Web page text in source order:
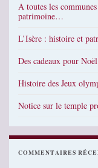
A toutes les
patrimoine…
L’Isère : histoire et
Des cadeaux pour
Histoire des Jeux
Notice sur le temple
COMMENTAIRES